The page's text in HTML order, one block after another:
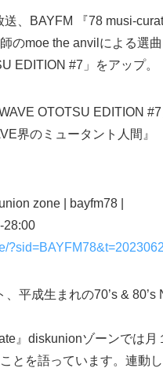
、BAYFM 『78 musi-
のmoe the anvilによる選
EDITION #7」をアップ。
OTOTSU EDITION #7
界のミュータント人間』
zone | bayfm78 |
28:00
、平成生まれの70’s &
』diskunionゾーンでは
とを語っています。連動